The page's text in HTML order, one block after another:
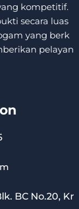
kompetitif.
secara luas
yang berk
pelayan
BC No.20, Kr